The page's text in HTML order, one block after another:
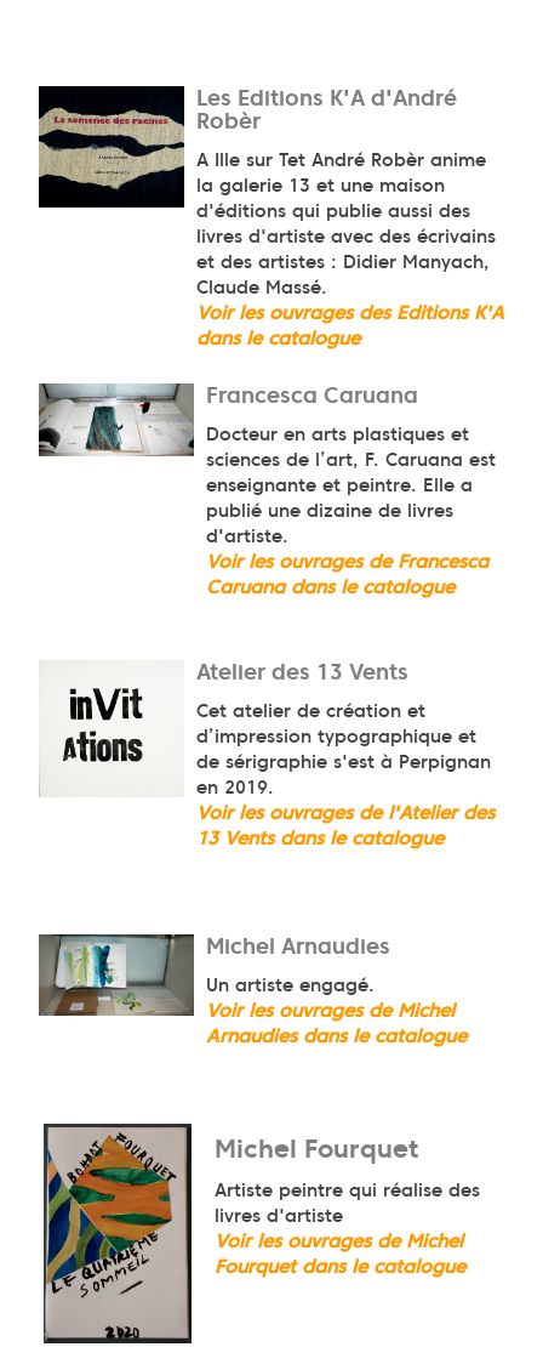
Les Editions K'A d'André
Robèr
A Ille sur Tet André Robèr anime
la galerie 13 et une maison
d'éditions qui publie aussi des
livres d'artiste avec des écrivains
et des artistes : Didier Manyach,
Claude Massé.
Voir les ouvrages des Editions K'A
dans le catalogue
Francesca Caruana
Docteur en arts plastiques et
sciences de l’art, F. Caruana est
enseignante et peintre. Elle a
publié une dizaine de livres
d'artiste.
Voir les ouvrages de Francesca
Caruana dans le catalogue
Atelier des 13 Vents
Cet atelier de création et
d’impression typographique et
de sérigraphie s'est à Perpignan
en 2019.
Voir les ouvrages de l'Atelier des
13 Vents dans le catalogue
Michel Arnaudies
Un artiste engagé.
Voir les ouvrages de Michel
Arnaudies dans le catalogue
Michel Fourquet
Artiste peintre qui réalise des
livres d'artiste
Voir les ouvrages de Michel
Fourquet dans le catalogue